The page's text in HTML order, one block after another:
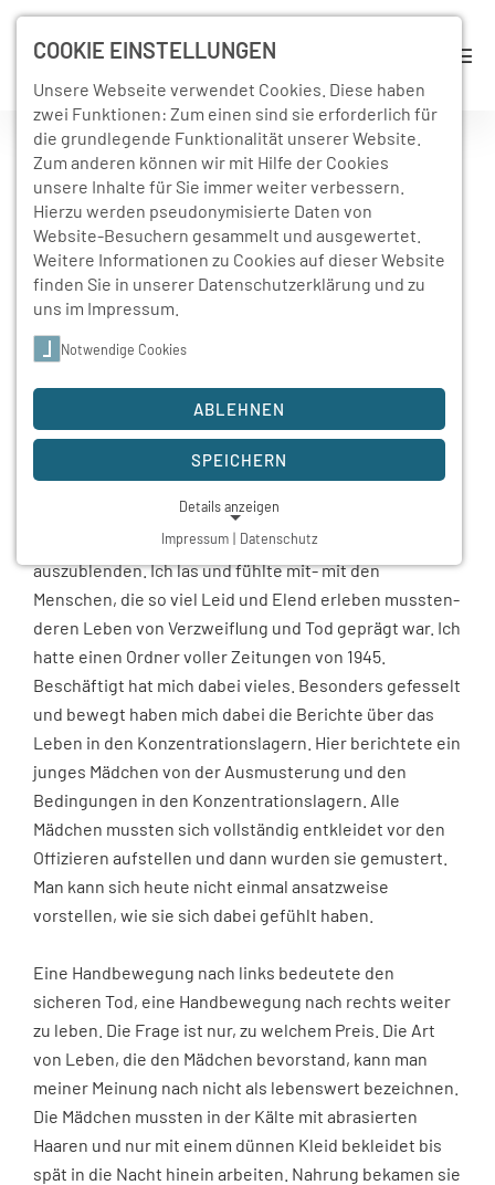
20. Mai 2019
Ausflug ins Stadtarchiv
Schneeberg
Eine persönliche Bilanz von Lisa Bunge
Ich fand den Ausflug ins Stadtarchiv sehr
aufschlussreich. Mir gelang es für einen längeren
Zeitraum völlig, gedanklich in die frühere Zeit
abzudriften und die aktuelle Situation komplett
auszublenden. Ich las und fühlte mit- mit den
Menschen, die so viel Leid und Elend erleben mussten-
deren Leben von Verzweiflung und Tod geprägt war. Ich
hatte einen Ordner voller Zeitungen von 1945.
Beschäftigt hat mich dabei vieles. Besonders gefesselt
und bewegt haben mich dabei die Berichte über das
Leben in den Konzentrationslagern. Hier berichtete ein
junges Mädchen von der Ausmusterung und den
Bedingungen in den Konzentrationslagern. Alle
Mädchen mussten sich vollständig entkleidet vor den
Offizieren aufstellen und dann wurden sie gemustert.
Man kann sich heute nicht einmal ansatzweise
vorstellen, wie sie sich dabei gefühlt haben.
Eine Handbewegung nach links bedeutete den
sicheren Tod, eine Handbewegung nach rechts weiter
zu leben. Die Frage ist nur, zu welchem Preis. Die Art
von Leben, die den Mädchen bevorstand, kann man
meiner Meinung nach nicht als lebenswert bezeichnen.
Die Mädchen mussten in der Kälte mit abrasierten
Haaren und nur mit einem dünnen Kleid bekleidet bis
spät in die Nacht hinein arbeiten. Nahrung bekamen sie
COOKIE EINSTELLUNGEN
Unsere Webseite verwendet Cookies. Diese haben
zwei Funktionen: Zum einen sind sie erforderlich für
die grundlegende Funktionalität unserer Website.
Zum anderen können wir mit Hilfe der Cookies
unsere Inhalte für Sie immer weiter verbessern.
Hierzu werden pseudonymisierte Daten von
Website-Besuchern gesammelt und ausgewertet.
Weitere Informationen zu Cookies auf dieser Website
finden Sie in unserer Datenschutzerklärung und zu
uns im Impressum
Notwendige Cookies
ABLEHNEN
SPEICHERN
Details anzeigen
NOTWENDIGE COOKIES
Notwendige Cookies ermöglichen grundlegende
Funktionen und sind für die einwandfreie Funktion der
Website erforderlich.
Einverständnis-Cookie
Name:
Dieser Cookie speichert die ausgewählten Einverständnis-Optionen des Benutzers
Cookie Laufzeit:
Impressum | Datenschutz